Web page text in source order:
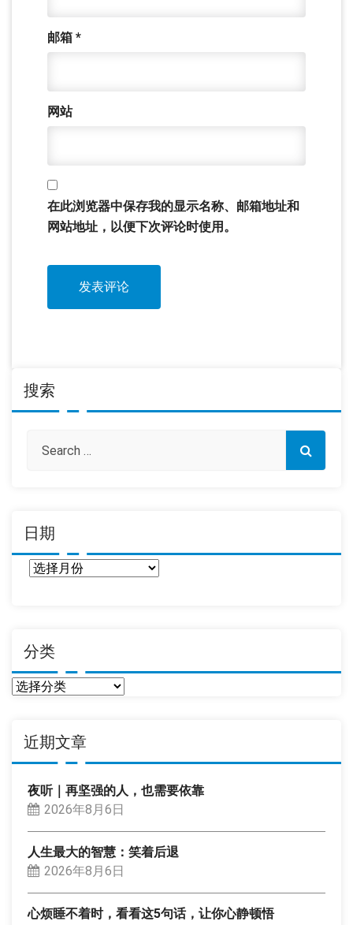
邮箱 *
网站
在此浏览器中保存我的显示名称、邮箱地址和
网站地址，以便下次评论时使用。
搜索
日期
分类
分
近期文章
夜听｜再坚强的人，也需要依靠
2026年8月6日
人生最大的智慧：笑着后退
2026年8月6日
心烦睡不着时，看看这5句话，让你心静顿悟